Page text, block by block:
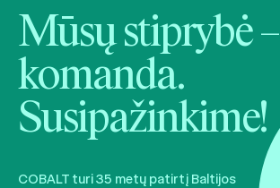
Mūsų stiprybė –
komanda.
Susipažinkime!
COBALT turi 35 metų patirtį Baltijos